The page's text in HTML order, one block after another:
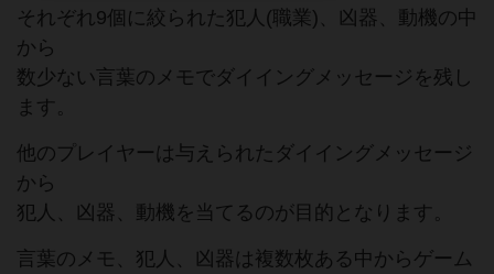
それぞれ9個に絞られた犯人(職業)、凶器、動機の中
から
数少ない言葉のメモでダイイングメッセージを残し
ます。
他のプレイヤーは与えられたダイイングメッセージ
から
犯人、凶器、動機を当てるのが目的となります。
言葉のメモ、犯人、凶器は複数枚ある中からゲーム